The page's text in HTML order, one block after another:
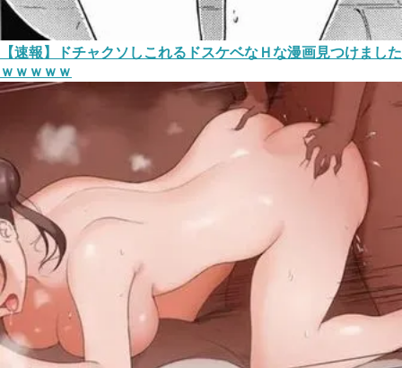
【速報】ドチャクソしこれるドスケベなＨな漫画見つけました
ｗｗｗｗｗ